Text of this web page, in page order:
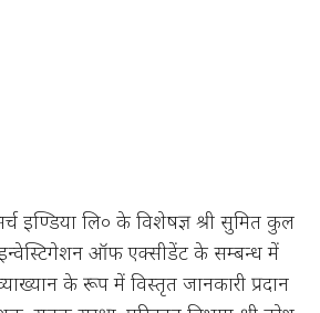
इण्डिया लि० के विशेषज्ञ श्री सुमित कुल
इन्वेस्टिगेशन ऑफ एक्सीडेंट के सम्बन्ध में
के रूप में विस्तृत जानकारी प्रदान